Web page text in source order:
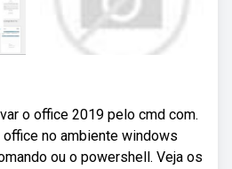
o office 2019 pelo cmd com.
office no ambiente windows
ou o powershell. Veja os